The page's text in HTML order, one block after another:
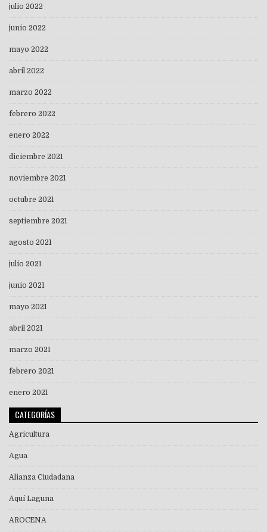
julio 2022
junio 2022
mayo 2022
abril 2022
marzo 2022
febrero 2022
enero 2022
diciembre 2021
noviembre 2021
octubre 2021
septiembre 2021
agosto 2021
julio 2021
junio 2021
mayo 2021
abril 2021
marzo 2021
febrero 2021
enero 2021
CATEGORÍAS
Agricultura
Agua
Alianza Ciudadana
Aquí Laguna
AROCENA